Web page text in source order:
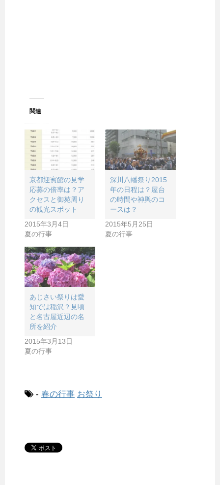
関連
京都迎賓館の見学
応募の倍率は？ア
クセスと御苑周り
の観光スポット
2015年3月4日
夏の行事
深川八幡祭り2015
年の日程は？屋台
の時間や神輿のコ
ースは？
2015年5月25日
夏の行事
あじさい祭りは愛
知では稲沢？見頃
と名古屋近辺の名
所を紹介
2015年3月13日
夏の行事
- 春の行事 お祭り